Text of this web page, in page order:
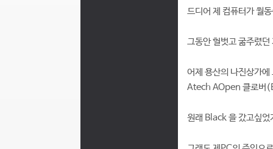
드디어 제 컴퓨터가 월
그동안 헐벗고 굶주렸
어제 용산의 나진상가
Atech AOpen 클로버
원래 Black 을 갔고싶었